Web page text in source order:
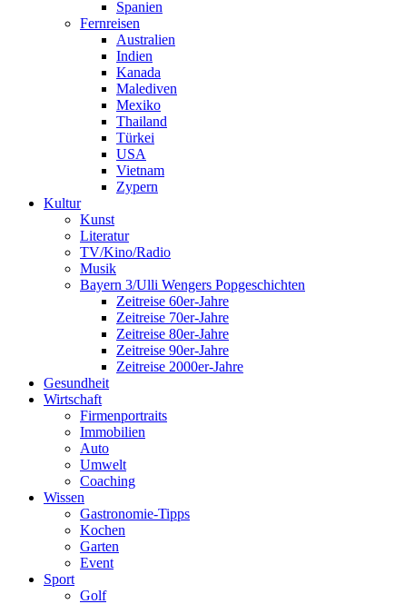
Spanien
Fernreisen
Australien
Indien
Kanada
Malediven
Mexiko
Thailand
Türkei
USA
Vietnam
Zypern
Kultur
Kunst
Literatur
TV/Kino/Radio
Musik
Bayern 3/Ulli Wengers Popgeschichten
Zeitreise 60er-Jahre
Zeitreise 70er-Jahre
Zeitreise 80er-Jahre
Zeitreise 90er-Jahre
Zeitreise 2000er-Jahre
Gesundheit
Wirtschaft
Firmenportraits
Immobilien
Auto
Umwelt
Coaching
Wissen
Gastronomie-Tipps
Kochen
Garten
Event
Sport
Golf